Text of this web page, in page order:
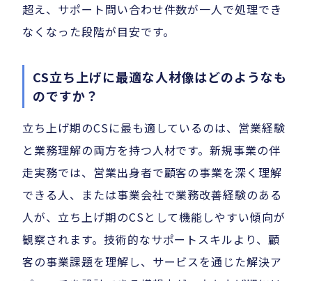
超え、サポート問い合わせ件数が一人で処理でき
なくなった段階が目安です。
CS立ち上げに最適な人材像はどのようなも
のですか？
立ち上げ期のCSに最も適しているのは、営業経験
と業務理解の両方を持つ人材です。新規事業の伴
走実務では、営業出身者で顧客の事業を深く理解
できる人、または事業会社で業務改善経験のある
人が、立ち上げ期のCSとして機能しやすい傾向が
観察されます。技術的なサポートスキルより、顧
客の事業課題を理解し、サービスを通じた解決ア